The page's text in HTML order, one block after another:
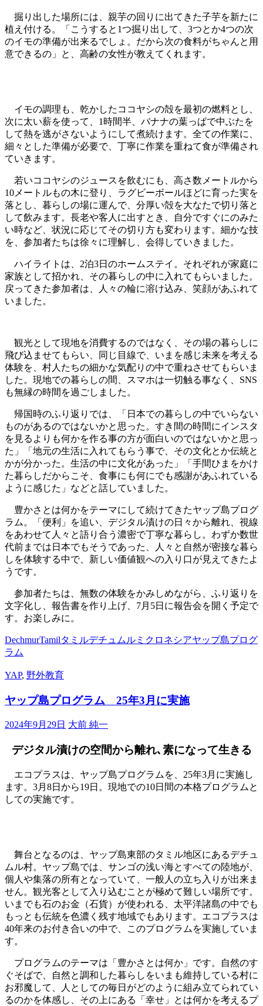
掘り出した場所には、親芋の回りに出てきた子芋を新たに
植え付ける。「こうすると1つ掘り出して、3つとか4つの次
のイモの準備が出来るでしょ。だから次の食料がちゃんと用
意できるの」と、高齢の女性が教えてくれます。
イモの調理も、乾かしたココヤシの殻を最初の燃料とし、
次に太い薪を使って、1時間半、バナナの葉っぱで中ぶたを
して熱を逃がさないようにして煮続けます。全ての作業に、
細々とした準備が必要で、丁寧に作業を重ねて食が準備され
ていきます。
若いココヤシのジュースを飲むにも、高さ数メートルから
10メートルもの木に登り、ラグビーボールほどに育った実を
落とし、暮らしの場に運んで、分厚い殻を大なたで切り落と
して飲みます。長老や客人に出すとき、自分ですぐにのみた
い時など、状況に応じてその切り方も変わります。細かな技
を、参加者たちは徐々に理解し、会得していきました。
ハイライトは、2泊3日のホームステイ。それぞれが家庭に
家族として招かれ、その暮らしの中に入れてもらいました。
戻ってきた参加者は、人々の輪に溶け込み、笑顔があふれて
いました。
観光として現地を消費するのではなく、その場の暮らしに
飛び込ませてもらい、同じ目線で、いまを感じ未来を考える
体験を、村人たちの細かな気配りの中で重ねさせてもらいま
した。現地での暮らしの間、スマホは一切触る事なく、SNS
も無縁の時間を過ごしました。
帰国時のふり返りでは、「日本での暮らしの中でいらない
ものがあるのではないかと思った。すき間の時間にインスタ
を見るよりも何かを作る事の方が面白いのではないかと思っ
た」「地元の生活に入れてもらう事で、その文化とか伝統と
かが分かった。生活の中に文化があった」「手間ひまをかけ
た暮らしだからこそ、食事にも何にでも感謝があふれている
ように感じた」などと話していました。
豊かさとは何かをテーマにして続けてきたヤップ島プログ
ラム。「便利」を追い、デジタル漬けの日々から離れ、視線
をあわせて人々と語り合う濃密で丁寧な暮らし。わずか数世
代前までは日本でもそうであった、人々と自然が密接な暮ら
しを体験する中で、新しい価値観への入り口が見えてきたよ
うです。
参加者たちは、無数の体験をかみしめながら、ふり返りを
文字化し、報告書を作り上げ、7月5日に報告会を開く予定で
す。お楽しみに。
DechmurTamilタミルデチュムル ミクロネシアヤップ島プログ
ラム
YAP, 野外教育
ヤップ島プログラム 25年3月に実施
2024年9月29日 大前 純一
デジタル漬けの空間から離れ､素になって生きる
エコプラスは、ヤップ島プログラムを、25年3月に実施し
ます。3月8日から19日。現地での10日間の本格プログラムと
しての実施です。
舞台となるのは、ヤップ島東部のタミル地区にあるデチュ
ムル村。ヤップ島では、サンゴの浅い海とすべての陸地が、
個人や集落の所有となっていて、一般人の立ち入りが出来ま
せん。観光客として入り込むことが極めて難しい場所です。
いまでも石のお金（石貨）が使われる、太平洋諸島の中でも
もっとも伝統を色濃く残す地域でもあります。エコプラスは
40年来のお付き合いの中で、このプログラムを実施していま
す。
プログラムのテーマは「豊かさとは何か」です。自然のす
ぐそばで、自然と調和した暮らしをいまも維持している村に
お邪魔して、人としての毎日がどのように組み立てられてい
るのかを体感し、その上にある「幸せ」とは何かを考えるプ